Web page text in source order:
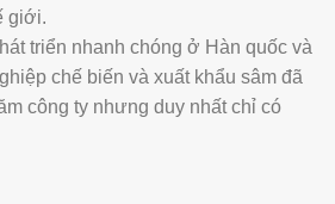
giới.
triển nhanh chóng ở Hàn quốc và
chế biến và xuất khẩu sâm đã
công ty nhưng duy nhất chỉ có